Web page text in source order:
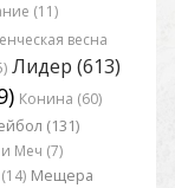
(11)
весна
Лидер (613)
Конина (60)
(131)
Меч (7)
Мещера